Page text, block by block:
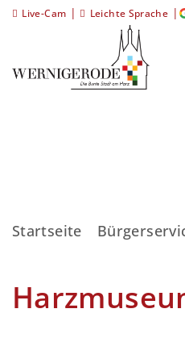
Live-Cam | Leichte Sprache |
Startseite